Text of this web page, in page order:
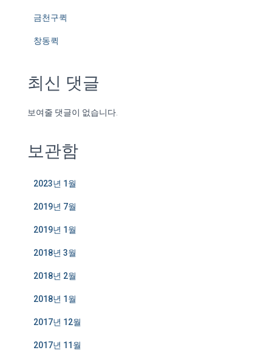
금천구퀵
창동퀵
최신 댓글
보여줄 댓글이 없습니다.
보관함
2023년 1월
2019년 7월
2019년 1월
2018년 3월
2018년 2월
2018년 1월
2017년 12월
2017년 11월